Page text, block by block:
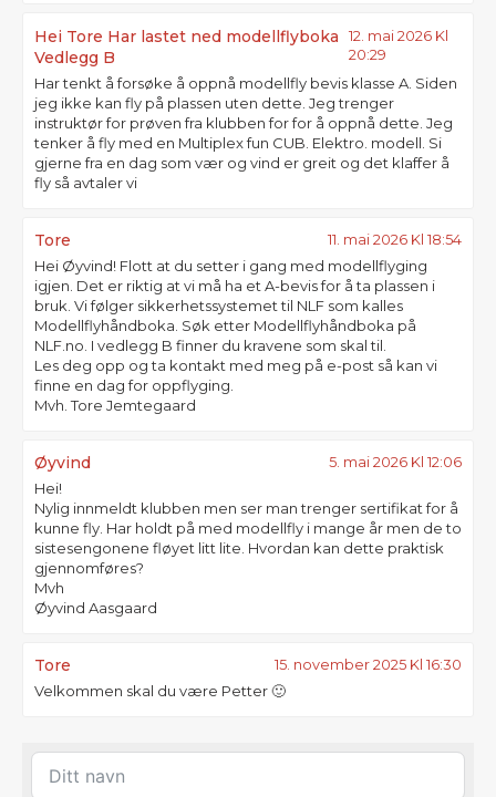
Hei Tore Har lastet ned modellflyboka
Vedlegg B
12. mai 2026 Kl
20:29
Har tenkt å forsøke å oppnå modellfly bevis klasse A. Siden
jeg ikke kan fly på plassen uten dette. Jeg trenger
instruktør for prøven fra klubben for for å oppnå dette. Jeg
tenker å fly med en Multiplex fun CUB. Elektro. modell. Si
gjerne fra en dag som vær og vind er greit og det klaffer å
fly så avtaler vi
Tore 11. mai 2026 Kl 18:54
Hei Øyvind! Flott at du setter i gang med modellflyging
igjen. Det er riktig at vi må ha et A-bevis for å ta plassen i
bruk. Vi følger sikkerhetssystemet til NLF som kalles
Modellflyhåndboka. Søk etter Modellflyhåndboka på
NLF.no. I vedlegg B finner du kravene som skal til.
Les deg opp og ta kontakt med meg på e-post så kan vi
finne en dag for oppflyging.
Mvh. Tore Jemtegaard
Øyvind 5. mai 2026 Kl 12:06
Hei!
Nylig innmeldt klubben men ser man trenger sertifikat for å
kunne fly. Har holdt på med modellfly i mange år men de to
sistesengonene fløyet litt lite. Hvordan kan dette praktisk
gjennomføres?
Mvh
Øyvind Aasgaard
Tore 15. november 2025 Kl 16:30
Velkommen skal du være Petter 🙂